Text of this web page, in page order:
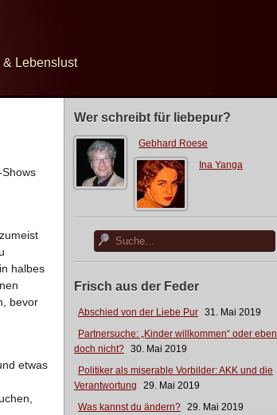
& Lebenslust
Wer schreibt für liebepur?
Gebhard Roese
Ina Yanga
Frisch aus der Feder
Abschied von der Liebe Pur 31. Mai 2019
Partnersuche: „Kinder willkommen“ oder eben
doch nicht? 30. Mai 2019
Politiker als miserable Vorbilder: AKK und die
Verantwortung
29. Mai 2019
Was kannst du ändern? 29. Mai 2019
halbes
bevor
etwas